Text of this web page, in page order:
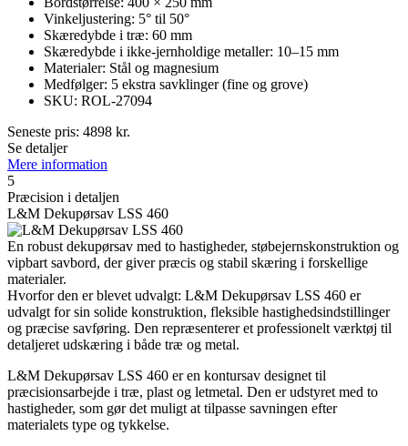
Vinkeljustering: 5° til 50°
Skæredybde i træ: 60 mm
Skæredybde i ikke-jernholdige metaller: 10–15 mm
Materialer: Stål og magnesium
Medfølger: 5 ekstra savklinger (fine og grove)
SKU: ROL-27094
Seneste pris: 4898 kr.
Se detaljer
Mere information
5
Præcision i detaljen
L&M Dekupørsav LSS 460
En robust dekupørsav med to hastigheder, støbejernskonstruktion og
vipbart savbord, der giver præcis og stabil skæring i forskellige
materialer.
Hvorfor den er blevet udvalgt: L&M Dekupørsav LSS 460 er
udvalgt for sin solide konstruktion, fleksible hastighedsindstillinger
og præcise savføring. Den repræsenterer et professionelt værktøj til
detaljeret udskæring i både træ og metal.
L&M Dekupørsav LSS 460 er en kontursav designet til
præcisionsarbejde i træ, plast og letmetal. Den er udstyret med to
hastigheder, som gør det muligt at tilpasse savningen efter
materialets type og tykkelse.